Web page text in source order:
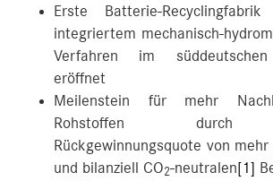
Erste Batterie-
integriertem mechanisch-
Verfahren im süddeutschen
eröffnet
Meilenstein für mehr
Rohstoffen durch
Rückgewinnungsquote von
und bilanziell CO2-neutralen[1]